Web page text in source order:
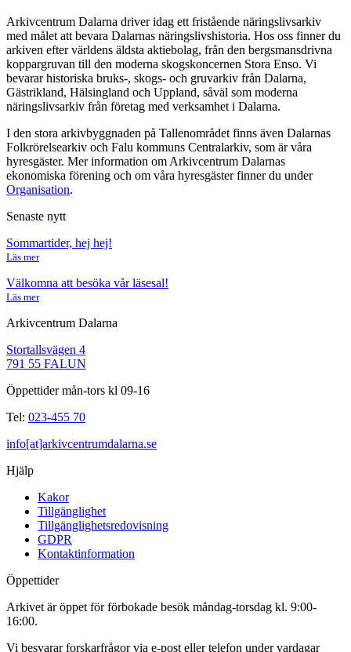
Arkivcentrum Dalarna driver idag ett fristående näringslivsarkiv
med målet att bevara Dalarnas näringslivshistoria. Hos oss finner du
arkiven efter världens äldsta aktiebolag, från den bergsmansdrivna
koppargruvan till den moderna skogskoncernen Stora Enso. Vi
bevarar historiska bruks-, skogs- och gruvarkiv från Dalarna,
Gästrikland, Hälsingland och Uppland, såväl som moderna
näringslivsarkiv från företag med verksamhet i Dalarna.
I den stora arkivbyggnaden på Tallenområdet finns även Dalarnas
Folkrörelsearkiv och Falu kommuns Centralarkiv, som är våra
hyresgäster. Mer information om Arkivcentrum Dalarnas
ekonomiska förening och om våra hyresgäster finner du under
Organisation.
Senaste nytt
Sommartider, hej hej!
Läs mer
Välkomna att besöka vår läsesal!
Läs mer
Arkivcentrum Dalarna
Stortallsvägen 4
791 55 FALUN
Öppettider mån-tors kl 09-16
Tel: 023-455 70
info[at]arkivcentrumdalarna.se
Hjälp
Kakor
Tillgänglighet
Tillgänglighetsredovisning
GDPR
Kontaktinformation
Öppettider
Arkivet är öppet för förbokade besök måndag-torsdag kl. 9:00-
16:00.
Vi besvarar forskarfrågor via e-post eller telefon under vardagar